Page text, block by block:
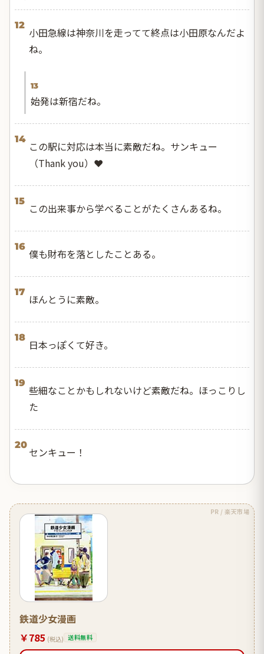
12
小田急線は神奈川を走ってて終点は小田原なんだよ
ね。
13
始発は新宿だね。
14
この駅に対応は本当に素敵だね。サンキュー
（Thank you）❤️
15
この出来事から学べることがたくさんあるね。
16
僕も財布を落としたことある。
17
ほんとうに素敵。
18
日本っぽくて好き。
19
些細なことかもしれないけど素敵だね。ほっこりし
た
20
センキュー！
PR / 楽天市場
鉄道少女漫画
￥785 (税込) 送料無料